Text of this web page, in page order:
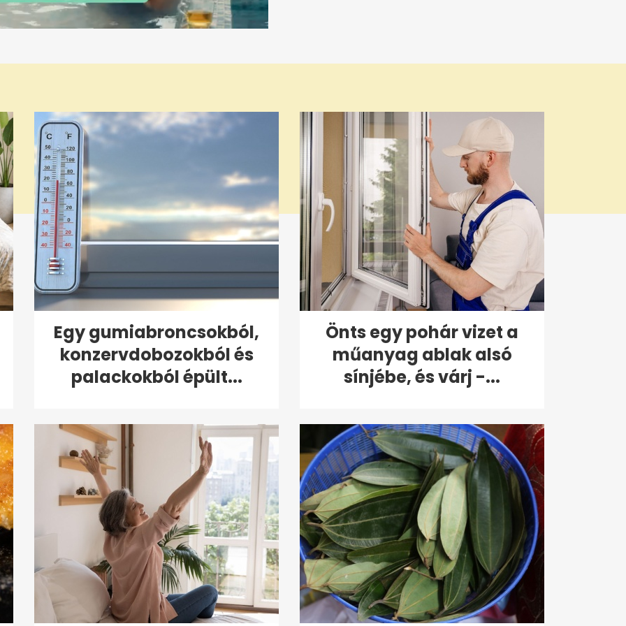
Egy gumiabroncsokból,
konzervdobozokból és
palackokból épült...
Önts egy pohár vizet a
műanyag ablak alsó
sínjébe, és várj -...